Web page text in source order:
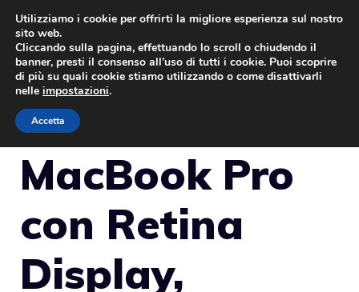
Vai
contenuto
MacBook Pro
con Retina
Display,
Utilizziamo i cookie per offrirti la migliore esperienza sul nostro
sito web.
Cliccando sulla pagina, effettuando lo scroll o chiudendo il
banner, presti il consenso all’uso di tutti i cookie. Puoi scoprire
di più su quali cookie stiamo utilizzando o come disattivarli
nelle impostazioni.
Accetta